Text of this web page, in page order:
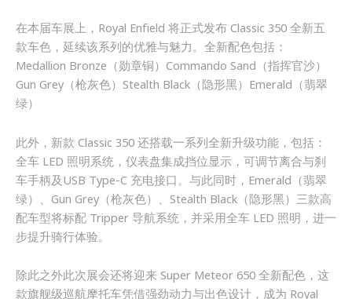
在本届车展上，Royal Enfield 将正式发布 Classic 350 全新五
款车色，延续该系列的优雅与魅力。全新配色包括：
Medallion Bronze（勋章铜）Commando Sand（指挥官沙）
Gun Grey（枪灰色）Stealth Black（隐形黑）Emerald（翡翠
绿）
此外，新款 Classic 350 还搭载一系列全新升级功能，包括：
全车 LED 照明系统，仪表盘集成挡位显示，可调节离合与刹
车手柄及USB Type-C 充电接口。与此同时，Emerald（翡翠
绿）、Gun Grey（枪灰色）、Stealth Black（隐形黑）三款高
配车型将标配 Tripper 导航系统，并采用全车 LED 照明，进一
步提升骑行体验。
除此之外此次展会还将迎来 Super Meteor 650 全新配色，这
款旗舰级巡航摩托车凭借强劲动力与出色设计，成为 Royal